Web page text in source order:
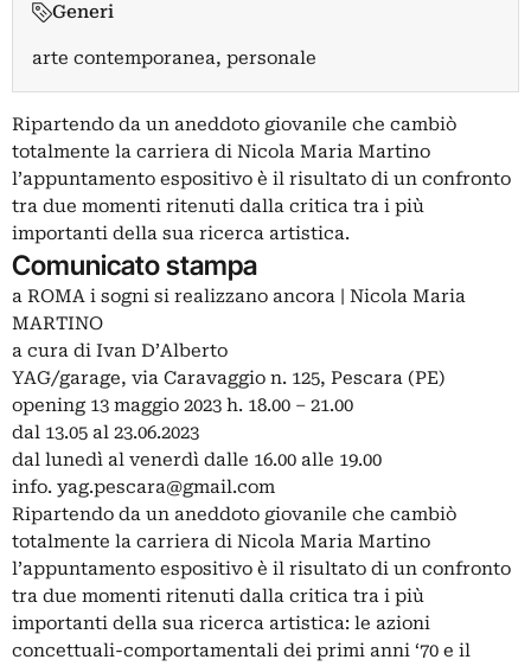
Generi
arte contemporanea, personale
Ripartendo da un aneddoto giovanile che cambiò
totalmente la carriera di Nicola Maria Martino
l’appuntamento espositivo è il risultato di un confronto
tra due momenti ritenuti dalla critica tra i più
importanti della sua ricerca artistica.
Comunicato stampa
a ROMA i sogni si realizzano ancora | Nicola Maria
MARTINO
a cura di Ivan D’Alberto
YAG/garage, via Caravaggio n. 125, Pescara (PE)
opening 13 maggio 2023 h. 18.00 – 21.00
dal 13.05 al 23.06.2023
dal lunedì al venerdì dalle 16.00 alle 19.00
info. yag.pescara@gmail.com
Ripartendo da un aneddoto giovanile che cambiò
totalmente la carriera di Nicola Maria Martino
l’appuntamento espositivo è il risultato di un confronto
tra due momenti ritenuti dalla critica tra i più
importanti della sua ricerca artistica: le azioni
concettuali-comportamentali dei primi anni ‘70 e il